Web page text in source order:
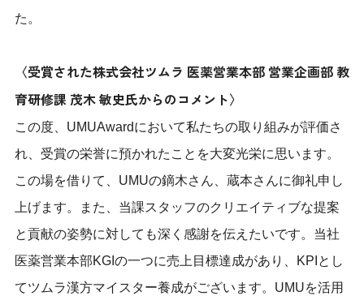
た。
〈受賞された株式会社ツムラ 医薬営業本部 営業企画部 教
育研修課 茂木 敏史氏からのコメント〉
この度、UMUAwardにおいて私たちの取り組みが評価さ
れ、受賞の栄誉に預かれたことを大変光栄に思います。
この場を借りて、UMUの鏑木さん、蔵本さんに御礼申し
上げます。また、当課スタッフのクリエイティブな提案
と貢献の姿勢に対しても深く感謝を伝えたいです。当社
医薬営業本部KGIの一つに売上目標達成があり、KPIとし
てツムラ漢方マイスター養成がございます。UMUを活用